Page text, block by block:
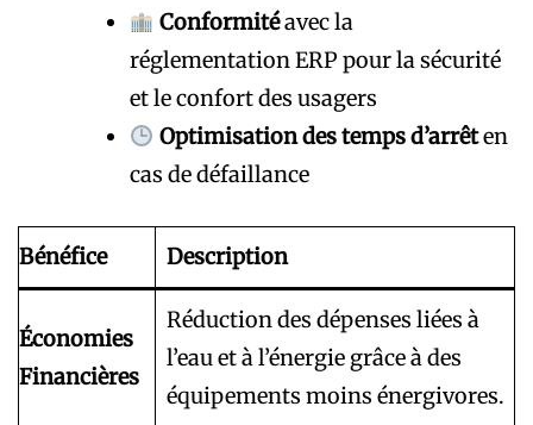
Conformitéavec la
réglementation ERP pour la sécurité
et le confort des usagers
Optimisation des temps d’arrêten
cas de défaillance
Bénéfice Description
Économies
Financières
Réduction des dépenses liées à
l’eau et à l’énergie grâce à des
équipements moins énergivores.